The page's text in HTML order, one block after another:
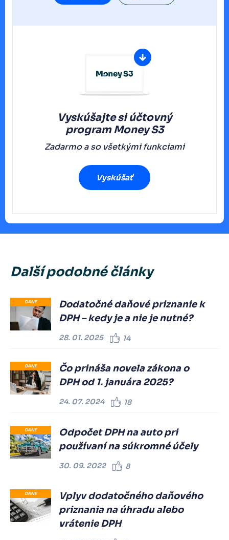
Vyskúšajte si účtovný
programMoney S3
Zadarmo a so všetkými funkciami
Vyskúšať
Další podobné články
DANE
Dodatočné daňové priznanie k
DPH – kedy je a nie je nutné?
28. 01. 2025 14
DANE
Čo prináša novela zákona o
DPH od 1. januára 2025?
24. 07. 2024 18
DANE
Odpočet DPH na auto pri
používaní na súkromné účely
30. 09. 2022 8
DANE
Vplyv dodatočného daňového
priznania na úhradu alebo
vrátenie DPH